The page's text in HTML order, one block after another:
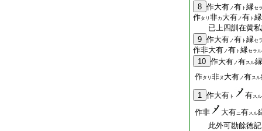
8 作大有ノ有 ト 縁セ
作タリ 非カ 大有ノ有 ト 縁
已上四訓在黄私
9 作大有ノ有 ト 縁セ
作非大有ノ有 ト 縁セラ
10 作大有ノ有スル縁
作タリ 非ヌ 大有ノ有スル
1 作大有 ト 有スル
作非 大有ニ有スル
此外可勘餘徳記